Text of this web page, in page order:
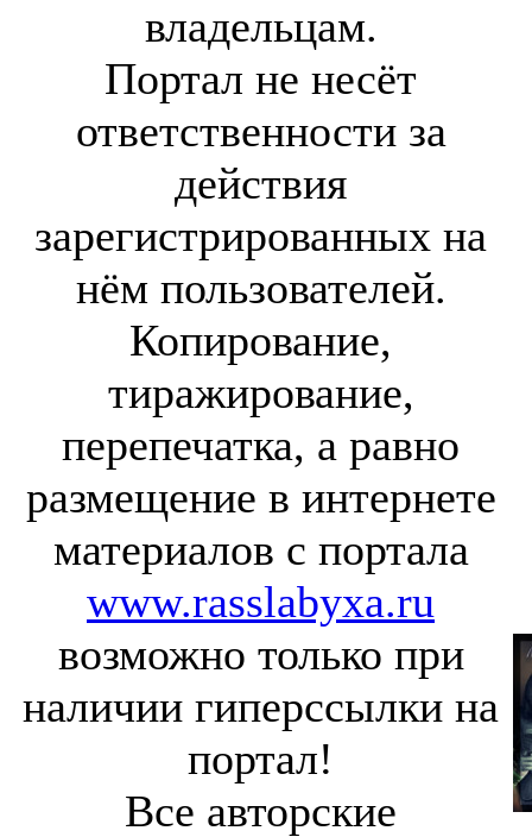
владельцам.
Портал не несёт
ответственности за
действия
зарегистрированных на
нём пользователей.
Копирование,
тиражирование,
перепечатка, а равно
размещение в интернете
материалов с портала
www.rasslabyxa.ru
возможно только при
наличии гиперссылки на
портал!
Все авторские